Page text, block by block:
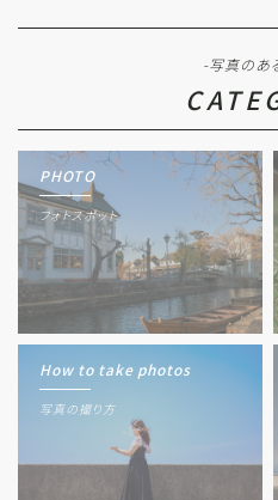
-写真のあ
フォトスポット
PHOTO
写真の撮り方
How to take photos